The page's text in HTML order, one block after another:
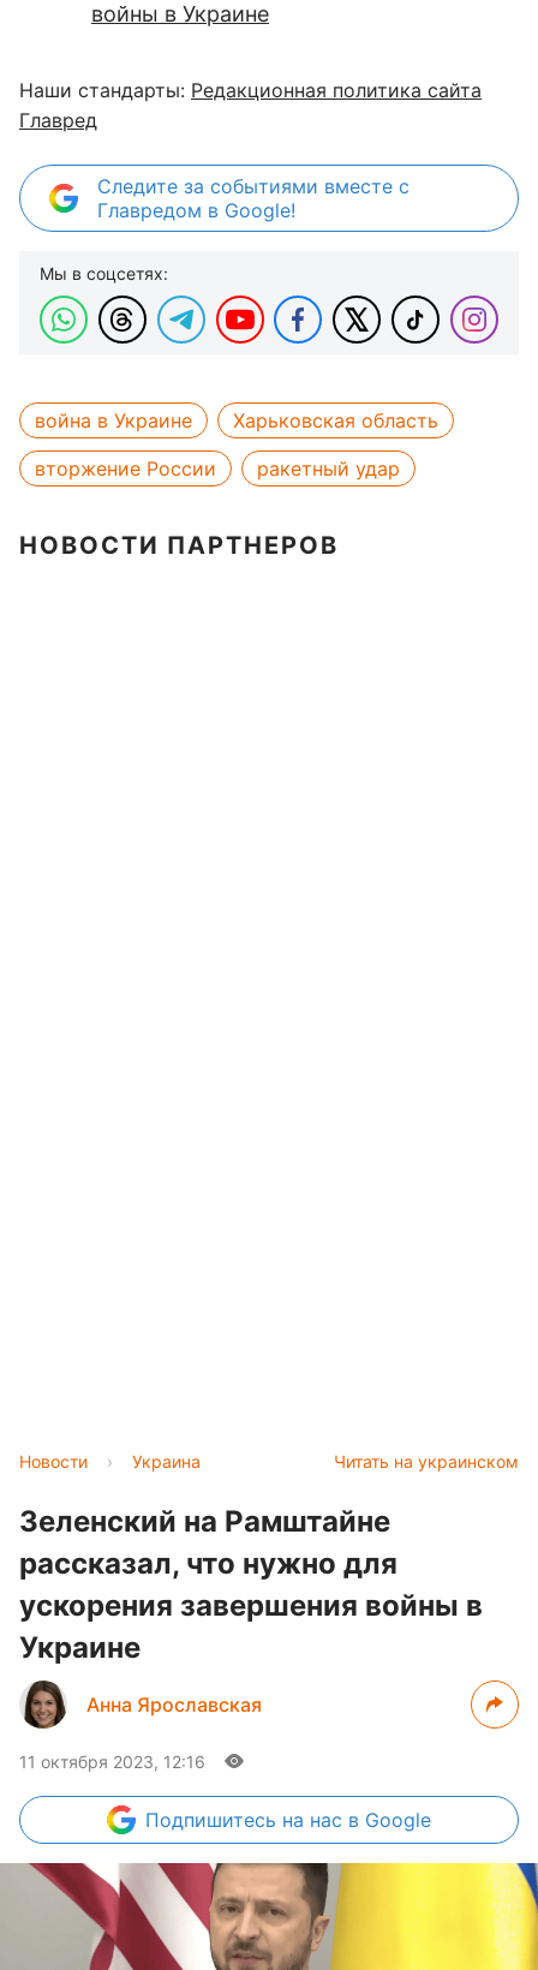
войны в Украине
Наши стандарты: Редакционная политика сайта
Главред
Следите за событиями вместе с
Главредом в Google!
Мы в соцсетях:
война в Украине
Харьковская область
вторжение России
ракетный удар
НОВОСТИ ПАРТНЕРОВ
Читать на украинском
Новости › Украина
Зеленский на Рамштайне
рассказал, что нужно для
ускорения завершения войны в
Украине
Анна Ярославская
11 октября 2023, 12:16
Подпишитесь на нас в Google